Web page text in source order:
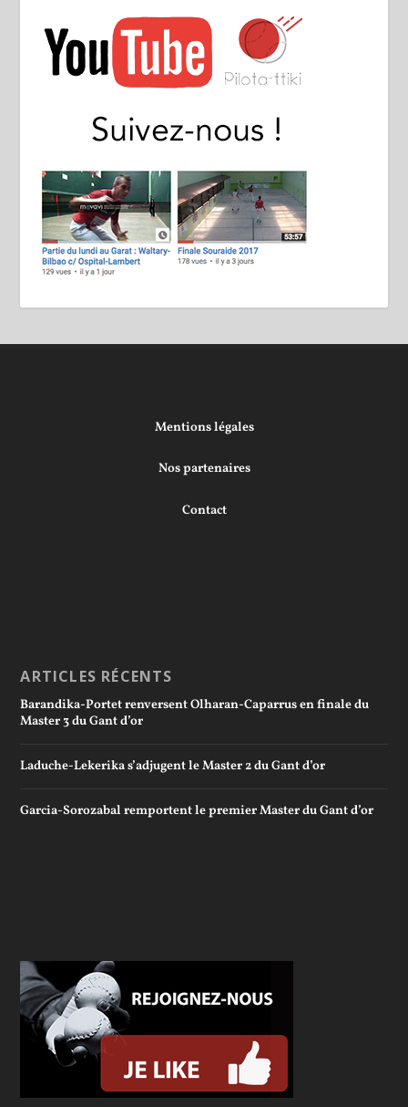
Mentions légales
Nos partenaires
Contact
ARTICLES RÉCENTS
Barandika-Portet renversent Olharan-Caparrus en finale du
Master 3 du Gant d’or
Laduche-Lekerika s’adjugent le Master 2 du Gant d’or
Garcia-Sorozabal remportent le premier Master du Gant d’or